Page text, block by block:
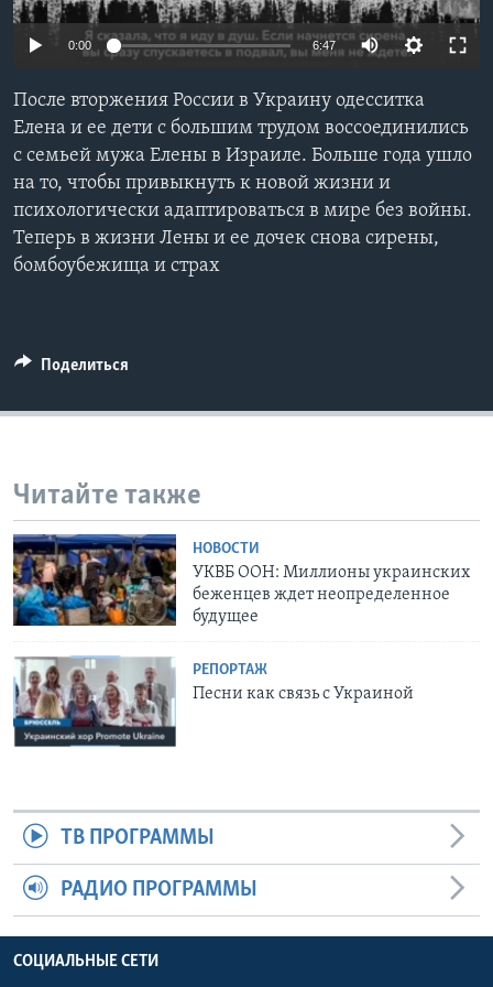
Learning English
СОЦИАЛЬНЫЕ СЕТИ
Языки
0:00 6:47
После вторжения России в Украину одесситка
Елена и ее дети с большим трудом воссоединились
с семьей мужа Елены в Израиле. Больше года ушло
на то, чтобы привыкнуть к новой жизни и
психологически адаптироваться в мире без войны.
Теперь в жизни Лены и ее дочек снова сирены,
бомбоубежища и страх
Поделиться
Читайте также
НОВОСТИ
УКВБ ООН: Миллионы украинских
беженцев ждет неопределенное
будущее
РЕПОРТАЖ
Песни как связь с Украиной
ТВ ПРОГРАММЫ
РАДИО ПРОГРАММЫ
СОЦИАЛЬНЫЕ СЕТИ